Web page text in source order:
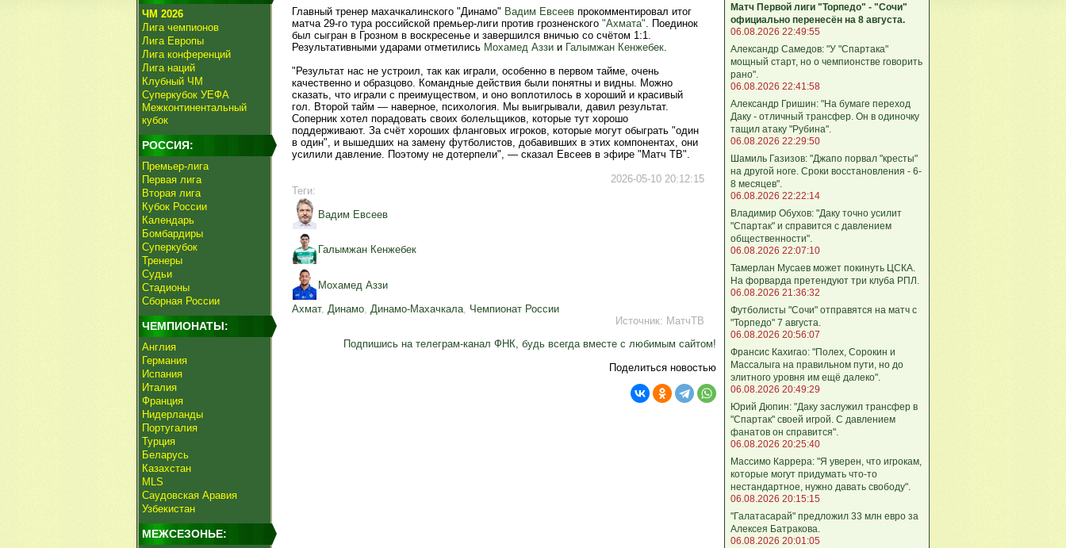
ЧМ 2026
Лига чемпионов
Лига Европы
Лига конференций
Лига наций
Клубный ЧМ
Суперкубок УЕФА
Межконтинентальный
кубок
РОССИЯ:
Премьер-лига
Первая лига
Вторая лига
Кубок России
Календарь
Бомбардиры
Суперкубок
Тренеры
Судьи
Стадионы
Сборная России
ЧЕМПИОНАТЫ:
Англия
Германия
Испания
Италия
Франция
Нидерланды
Португалия
Турция
Беларусь
Казахстан
MLS
Саудовская Аравия
Узбекистан
МЕЖСЕЗОНЬЕ:
Главный тренер махачкалинского "Динамо" Вадим Евсеев прокомментировал итог
матча 29‑го тура российской премьер-лиги против грозненского "Ахмата". Поединок
был сыгран в Грозном в воскресенье и завершился вничью со счётом 1:1.
Результативными ударами отметились Мохамед Аззи и Галымжан Кенжебек.
"Результат нас не устроил, так как играли, особенно в первом тайме, очень
качественно и образцово. Командные действия были понятны и видны. Можно
сказать, что играли с преимуществом, и оно воплотилось в хороший и красивый
гол. Второй тайм — наверное, психология. Мы выигрывали, давил результат.
Соперник хотел порадовать своих болельщиков, которые тут хорошо
поддерживают. За счёт хороших фланговых игроков, которые могут обыграть "один
в один", и вышедших на замену футболистов, добавивших в этих компонентах, они
усилили давление. Поэтому не дотерпели", — сказал Евсеев в эфире "Матч ТВ".
2026-05-10 20:12:15
Теги:
Вадим Евсеев
Галымжан Кенжебек
Мохамед Аззи
Ахмат, Динамо, Динамо-Махачкала, Чемпионат России
Источник: МатчТВ
Подпишись на телеграм-канал ФНК, будь всегда вместе с любимым сайтом!
Поделиться новостью
Матч Первой лиги "Торпедо" - "Сочи"
официально перенесён на 8 августа.
06.08.2026 22:49:55
Александр Самедов: "У "Спартака"
мощный старт, но о чемпионстве говорить
рано".
06.08.2026 22:41:58
Александр Гришин: "На бумаге переход
Даку - отличный трансфер. Он в одиночку
тащил атаку "Рубина".
06.08.2026 22:29:50
Шамиль Газизов: "Джапо порвал "кресты"
на другой ноге. Сроки восстановления - 6-
8 месяцев".
06.08.2026 22:22:14
Владимир Обухов: "Даку точно усилит
"Спартак" и справится с давлением
общественности".
06.08.2026 22:07:10
Тамерлан Мусаев может покинуть ЦСКА.
На форварда претендуют три клуба РПЛ.
06.08.2026 21:36:32
Футболисты "Сочи" отправятся на матч с
"Торпедо" 7 августа.
06.08.2026 20:56:07
Франсис Кахигао: "Полех, Сорокин и
Массалыга на правильном пути, но до
элитного уровня им ещё далеко".
06.08.2026 20:49:29
Юрий Дюпин: "Даку заслужил трансфер в
"Спартак" своей игрой. С давлением
фанатов он справится".
06.08.2026 20:25:40
Массимо Каррера: "Я уверен, что игрокам,
которые могут придумать что-то
нестандартное, нужно давать свободу".
06.08.2026 20:15:15
"Галатасарай" предложил 33 млн евро за
Алексея Батракова.
06.08.2026 20:01:05